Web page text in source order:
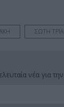
ΣΩΤΗ
νέα για